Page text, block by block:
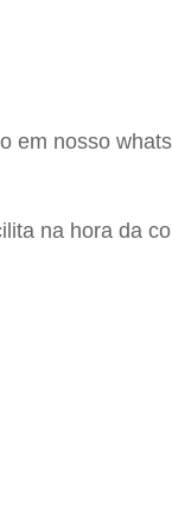
em nosso
na hora da